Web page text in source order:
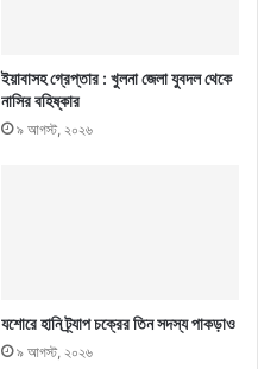
ইয়াবাসহ গ্রেপ্তার : খুলনা জেলা যুবদল থেকে
নাসির বহিষ্কার
৯ আগস্ট, ২০২৬
যশোরে হানি ট্র্যাপ চক্রের তিন সদস্য পাকড়াও
৯ আগস্ট, ২০২৬